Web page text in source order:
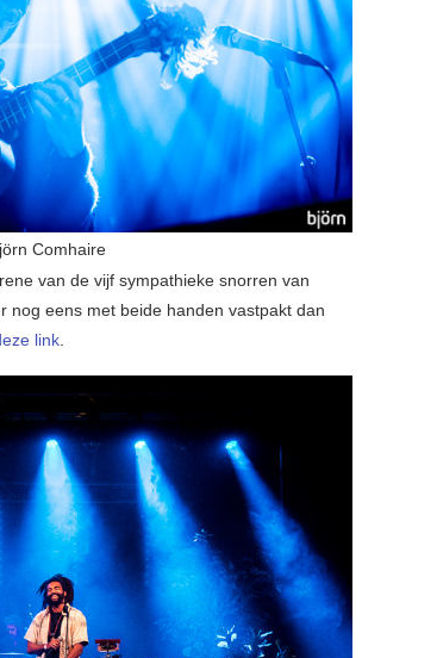
Comhaire
van de vijf sympathieke snorren van
nog eens met beide handen vastpakt dan
link.